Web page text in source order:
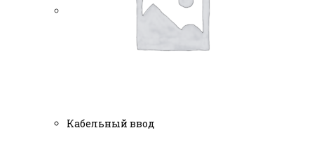
Кабельный ввод